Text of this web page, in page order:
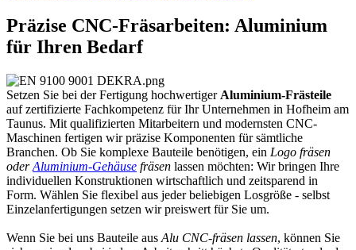
Präzise CNC-Fräsarbeiten: Aluminium
für Ihren Bedarf
Setzen Sie bei der Fertigung hochwertiger Aluminium-Frästeile
auf zertifizierte Fachkompetenz für Ihr Unternehmen in Hofheim am
Taunus. Mit qualifizierten Mitarbeitern und modernsten CNC-
Maschinen fertigen wir präzise Komponenten für sämtliche
Branchen. Ob Sie komplexe Bauteile benötigen, ein Logo fräsen
oderAluminium-Gehäuse fräsen lassen möchten: Wir bringen Ihre
individuellen Konstruktionen wirtschaftlich und zeitsparend in
Form. Wählen Sie flexibel aus jeder beliebigen Losgröße - selbst
Einzelanfertigungen setzen wir preiswert für Sie um.
Wenn Sie bei uns Bauteile aus Alu CNC-fräsen lassen, können Sie